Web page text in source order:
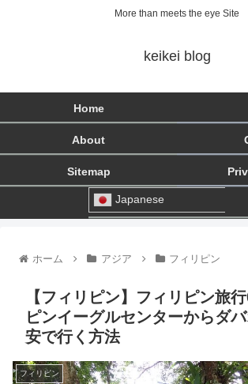
More than meets the eye Site
keikei blog
Home
About
Sitemap
Japanese
ホーム アジア フィリピン
【フィリピン】フィリピン旅
ピンイーグルセンターからダ
安で行く方法
フィリピン